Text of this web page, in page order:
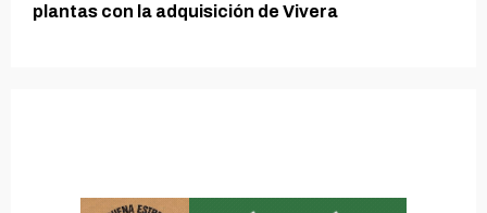
plantas con la adquisición de Vivera